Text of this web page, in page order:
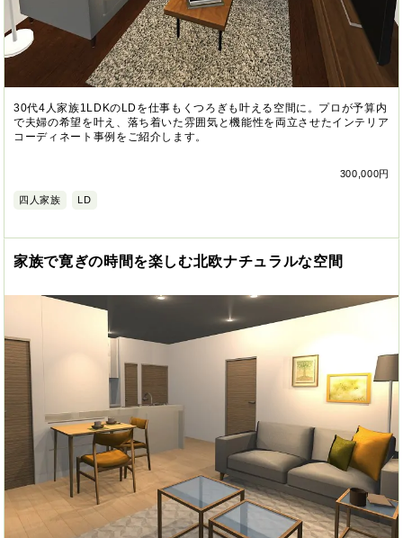
30代4人家族1LDKのLDを仕事もくつろぎも叶える空間に。プロが予算内
で夫婦の希望を叶え、落ち着いた雰囲気と機能性を両立させたインテリア
コーディネート事例をご紹介します。
300,000円
四人家族 LD
家族で寛ぎの時間を楽しむ北欧ナチュラルな空間